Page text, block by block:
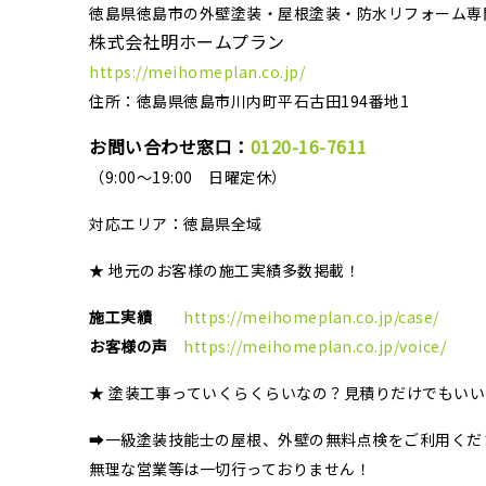
徳島県徳島市の外壁塗装・屋根塗装・防水リフォーム専
株式会社明ホームプラン
https://meihomeplan.co.jp/
住所：徳島県徳島市川内町平石古田194番地1
お問い合わせ窓口： 0120-16-7611
（9:00～19:00 日曜定休）
対応エリア： 徳島県全域
★ 地元のお客様の施工実績多数掲載！
施工実績
https://meihomeplan.co.jp/case/
お客様の声
https://meihomeplan.co.jp/voice/
★ 塗装工事っていくらくらいなの？見積りだけでもい
➡一級塗装技能士の屋根、外壁の無料点検をご利用くだ
無理な営業等は一切行っておりません！